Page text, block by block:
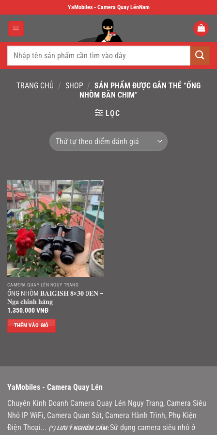
to
content
YaMobiles - Camera Quay LénNam
Tìm
TRANG CHỦ / SHOP / SẢN PHẨM ĐƯỢC GẮN THẺ “ỐNG
NHÒM BẮN CHIM”
LỌC
CAMERA QUAY LÉN NGỤY TRANG
ỐNG NHÒM 𝐁𝐀𝐈𝐆𝐈𝐒𝐇 𝟖×𝟑𝟎 Đ𝐄𝐍 –
𝐍𝐠𝐚 𝐜𝐡𝐢́𝐧𝐡 𝐡𝐚̃𝐧𝐠
1.350.000VNĐ
THÊM VÀO GIỎ
YaMobiles - Camera Quay Lén
Chuyên Kinh Doanh Camera Quay Lén Ngụy Trang, Camera Siêu
Nhỏ IP WiFi, Camera Quan Sát, Camera Hành Trình, Phụ Kiện
Điện Thoại... (*) LƯU Ý NGHIÊM CẤM:Sử dụng camera siêu nhỏ ở